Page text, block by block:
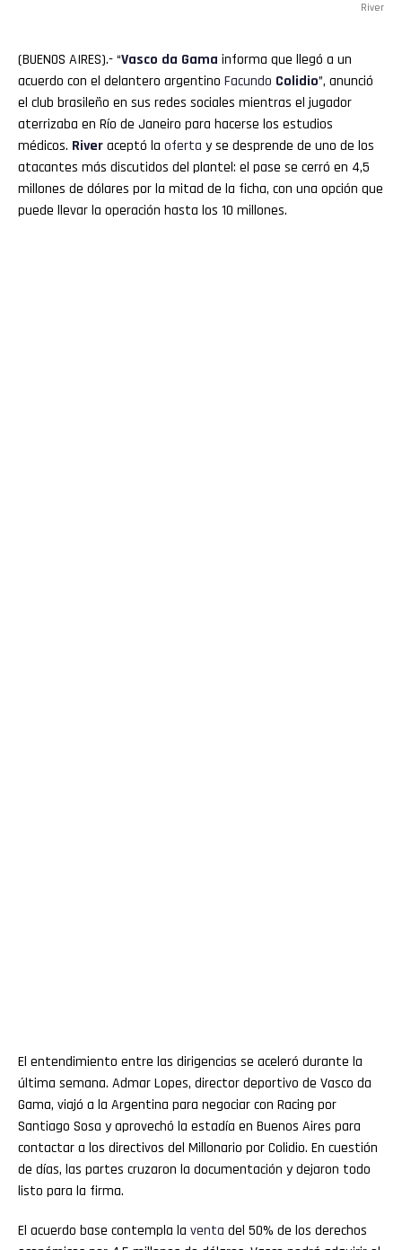
River
(BUENOS AIRES).- “Vasco da Gama informa que llegó a un
acuerdo con el delantero argentino Facundo Colidio”, anunció
el club brasileño en sus redes sociales mientras el jugador
aterrizaba en Río de Janeiro para hacerse los estudios
médicos. Riveraceptó la oferta y se desprende de uno de los
atacantes más discutidos del plantel: el pase se cerró en 4,5
millones de dólares por la mitad de la ficha, con una opción que
puede llevar la operación hasta los 10 millones.
El entendimiento entre las dirigencias se aceleró durante la
última semana. Admar Lopes, director deportivo de Vasco da
Gama, viajó a la Argentina para negociar con Racing por
Santiago Sosa y aprovechó la estadía en Buenos Aires para
contactar a los directivos del Millonario por Colidio. En cuestión
de días, las partes cruzaron la documentación y dejaron todo
listo para la firma.
El acuerdo base contempla la venta del 50% de los derechos